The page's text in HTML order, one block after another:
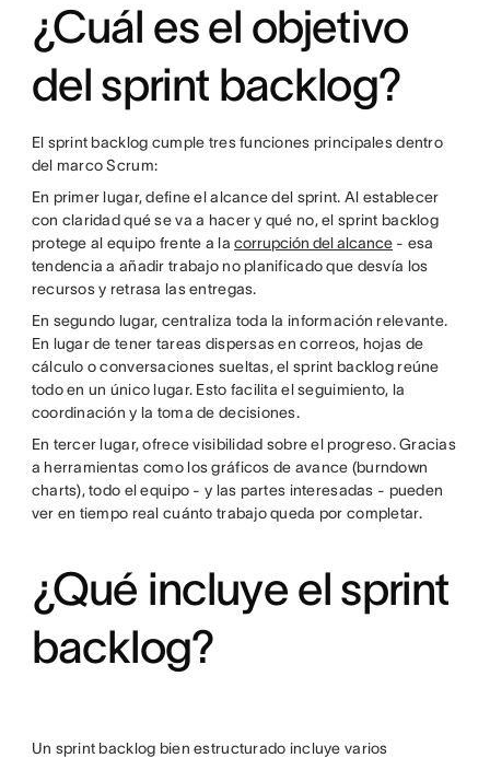
¿Cuál es el objetivo
del sprint backlog?
El sprint backlog cumple tres funciones principales dentro
del marco Scrum:
En primer lugar, define el alcance del sprint. Al establecer
con claridad qué se va a hacer y qué no, el sprint backlog
protege al equipo frente a lacorrupción del alcance - esa
tendencia a añadir trabajo no planificado que desvía los
recursos y retrasa las entregas.
En segundo lugar, centraliza toda la información relevante.
En lugar de tener tareas dispersas en correos, hojas de
cálculo o conversaciones sueltas, el sprint backlog reúne
todo en un único lugar. Esto facilita el seguimiento, la
coordinación y la toma de decisiones.
En tercer lugar, ofrece visibilidad sobre el progreso. Gracias
a herramientas como los gráficos de avance (burndown
charts), todo el equipo - y las partes interesadas - pueden
ver en tiempo real cuánto trabajo queda por completar.
¿Qué incluye el sprint
backlog?
Un sprint backlog bien estructurado incluye varios